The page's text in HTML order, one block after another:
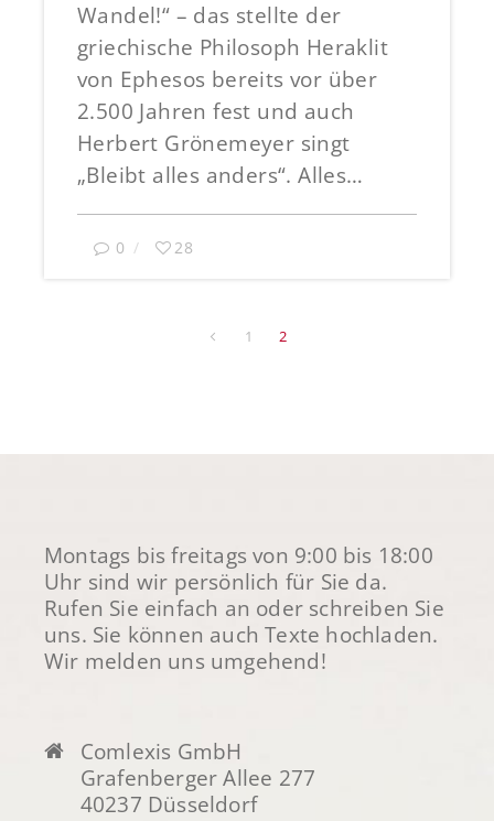
Wandel!“ – das stellte der
griechische Philosoph Heraklit
von Ephesos bereits vor über
2.500 Jahren fest und auch
Herbert Grönemeyer singt
„Bleibt alles anders“. Alles…
0 28
1 2
Montags bis freitags von 9:00 bis 18:00
Uhr sind wir persönlich für Sie da.
Rufen Sie einfach an oder schreiben Sie
uns. Sie können auch Texte hochladen.
Wir melden uns umgehend!
Comlexis GmbH
Grafenberger Allee 277
40237 Düsseldorf